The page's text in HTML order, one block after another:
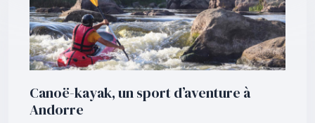
Canoë-kayak, un sport d’aventure à
Andorre